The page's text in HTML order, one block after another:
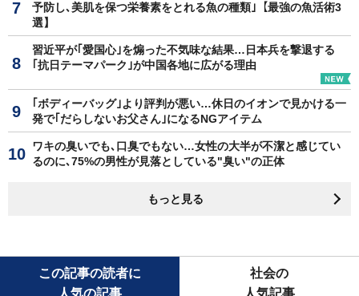
予防し､美肌を保つ栄養素をとれる魚の種類｣【最強の魚活術3
選】
習近平が｢愛国心｣を煽った不気味な結果…日本兵を撃退する
｢抗日テーマパーク｣が中国各地に広がる理由
｢ボディーバッグ｣より評判が悪い…休日のイオンで見かける一
発で｢だらしないお父さん｣になるNGアイテム
ワキの臭いでも､口臭でもない…女性の大半が不潔と感じてい
るのに､75%の男性が見落としている"臭い"の正体
もっと見る
この記事の読者に
人気の記事
社会の
人気記事